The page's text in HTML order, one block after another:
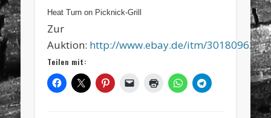
Heat Turn on Picknick-Grill
Zur
Auktion: http://www.ebay.de/itm/
Teilen mit: